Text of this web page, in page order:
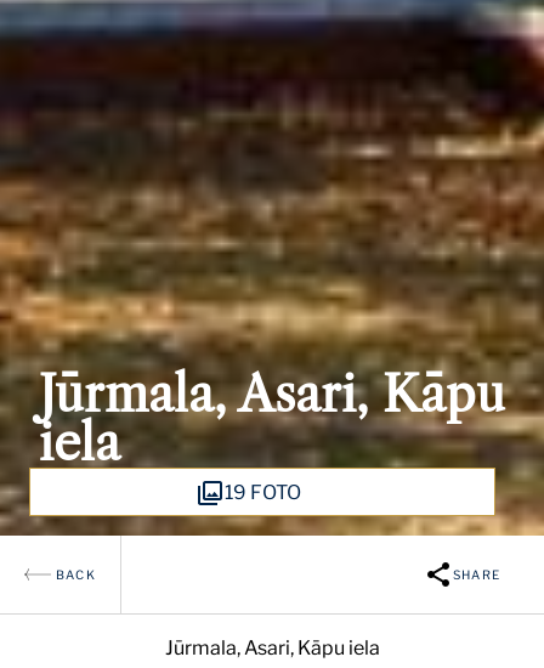
Jūrmala, Asari, Kāpu
iela
19 FOTO
BACK SHARE
Jūrmala, Asari, Kāpu iela